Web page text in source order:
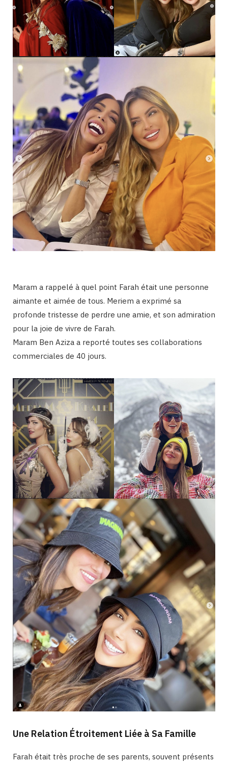
Maram a rappelé à quel point Farah était une personne
aimante et aimée de tous. Meriem a exprimé sa
profonde tristesse de perdre une amie, et son admiration
pour la joie de vivre de Farah​.
Maram Ben Aziza a reporté toutes ses collaborations
commerciales de 40 jours.
Une Relation Étroitement Liée à Sa Famille
Farah était très proche de ses parents, souvent présents